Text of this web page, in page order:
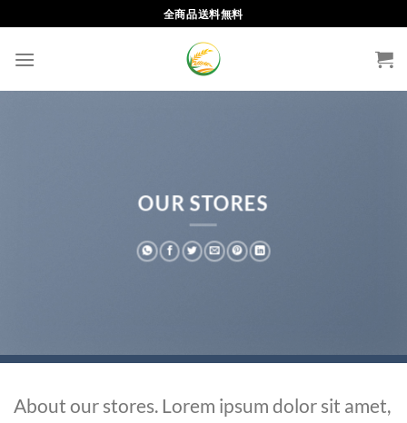
to
content
全商品送料無料
OUR STORES
About our stores. Lorem ipsum dolor sit amet,